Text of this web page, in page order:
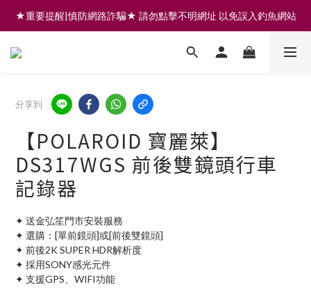
註冊會員享200元購物金 | 全館滿999免運 | 可門市取貨/安裝
★重要提醒|慎防網路詐騙★ 請勿點擊不明網址 以免誤入釣魚網站
註冊會員享200元購物金 | 全館滿999免運 | 可門市取貨/安裝
分享到
【POLAROID 寶麗萊】
DS317WGS 前後雙鏡頭行車
記錄器
✦ 送金弘笙門市安裝服務
✦ 選購：[單前鏡頭]或[前後雙鏡頭]
✦ 前後2K SUPER HDR解析度
✦ 採用SONY感光元件
✦ 支援GPS、WIFI功能